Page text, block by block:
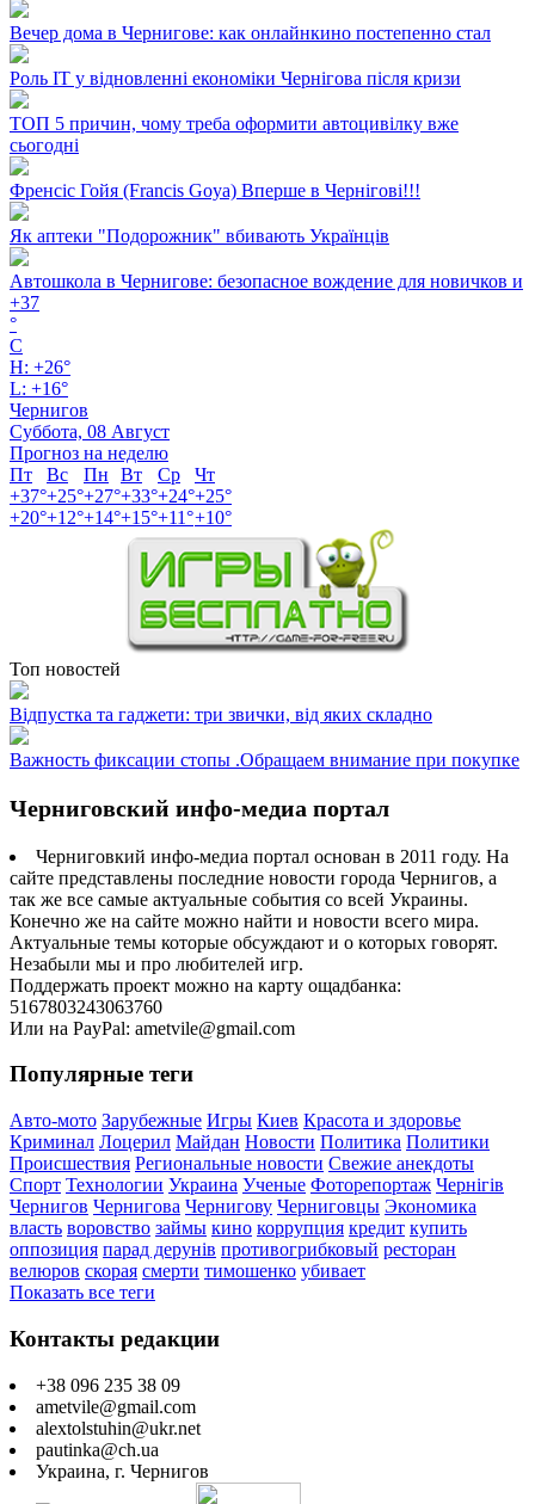
Вечер дома в Чернигове: как онлайнкино постепенно стал
Роль ІТ у відновленні економіки Чернігова після кризи
ТОП 5 причин, чому треба оформити автоцивілку вже
сьогодні
Френсіс Гойя (Francis Goya) Вперше в Чернігові!!!
Як аптеки "Подорожник" вбивають Українців
Автошкола в Чернигове: безопасное вождение для новичков и
+37
°
C
H: +26°
L: +16°
Чернигов
Суббота, 08 Август
Прогноз на неделю
Пт
Вс Пн Вт Ср
Чт
+37°+25°+27°+33°+24°+25°
+20°+12°+14°+15°+11°+10°
Топ новостей
Відпустка та гаджети: три звички, від яких складно
Важность фиксации стопы .Обращаем внимание при покупке
Черниговский инфо-медиа портал
Черниговкий инфо-медиа портал основан в 2011 году. На
сайте представлены последние новости города Чернигов, а
так же все самые актуальные события со всей Украины.
Конечно же на сайте можно найти и новости всего мира.
Актуальные темы которые обсуждают и о которых говорят.
Незабыли мы и про любителей игр.
Поддержать проект можно на карту ощадбанка:
5167803243063760
Или на PayPal: ametvile@gmail.com
Популярные теги
Авто-мото Зарубежные Игры Киев Красота и здоровье
Криминал Лоцерил Майдан Новости Политика Политики
Происшествия Региональные новости Свежие анекдоты
Спорт Технологии Украина Ученые Фоторепортаж Чернігів
Чернигов Чернигова Чернигову Черниговцы Экономика
власть воровство займы кино коррупция кредит купить
оппозиция парад дерунів противогрибковый ресторан
велюров скорая смерти тимошенко убивает
Показать все теги
Контакты редакции
+38 096 235 38 09
ametvile@gmail.com
alextolstuhin@ukr.net
pautinka@ch.ua
Украина, г. Чернигов